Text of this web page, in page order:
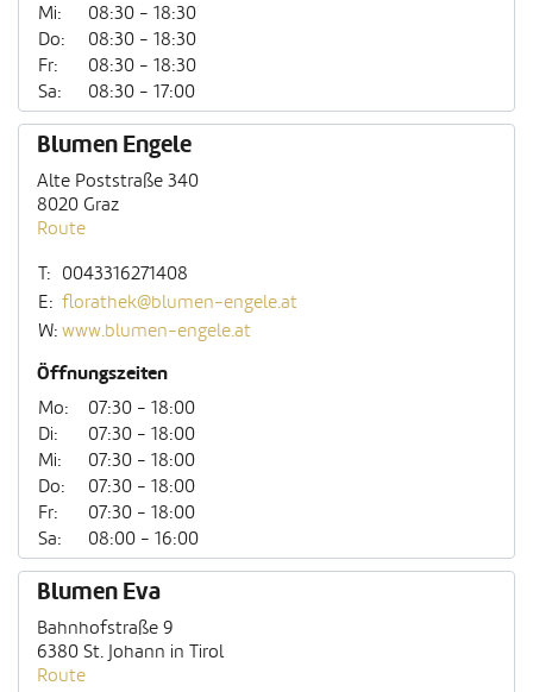
Mi:
08:30 - 18:30
Do:
08:30 - 18:30
Fr:
08:30 - 18:30
Sa:
08:30 - 17:00
Blumen Engele
Alte Poststraße 340
8020 Graz
Route
T:
0043316271408
E: florathek@blumen-engele.at
W: www.blumen-engele.at
Öffnungszeiten
Mo:
07:30 - 18:00
Di:
07:30 - 18:00
Mi:
07:30 - 18:00
Do:
07:30 - 18:00
Fr:
07:30 - 18:00
Sa:
08:00 - 16:00
Blumen Eva
Bahnhofstraße 9
6380 St. Johann in Tirol
Route